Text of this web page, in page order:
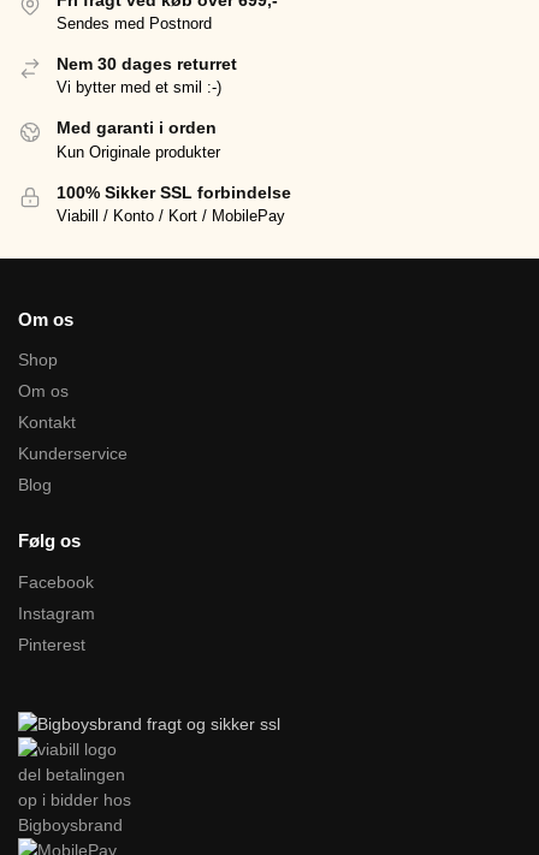
Sendes med Postnord
Nem 30 dages returret
Vi bytter med et smil :-)
Med garanti i orden
Kun Originale produkter
100% Sikker SSL forbindelse
Viabill / Konto / Kort / MobilePay
Om os
Shop
Om os
Kontakt
Kunderservice
Blog
Følg os
Facebook
Instagram
Pinterest